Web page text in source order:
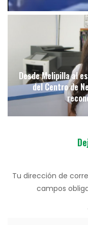
Desde Melipilla al
del Centro de
Tu dirección de
campos